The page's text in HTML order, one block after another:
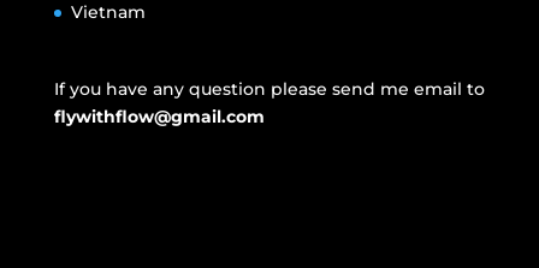
Vietnam
If you have any question please send me email to
flywithflow@gmail.com